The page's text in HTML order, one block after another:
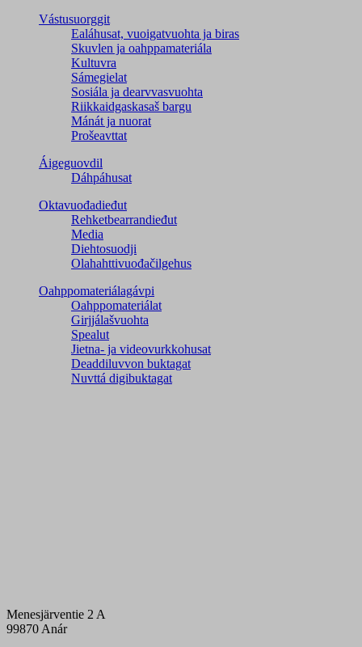
Vástusuorggit
Ealáhusat, vuoigatvuohta ja biras
Skuvlen ja oahppamateriála
Kultuvra
Sámegielat
Sosiála ja dearvvasvuohta
Riikkaidgaskasaš bargu
Mánát ja nuorat
Prošeavttat
Áigeguovdil
Dáhpáhusat
Oktavuođadieđut
Rehketbearrandieđut
Media
Diehtosuodji
Olahahttivuođačilgehus
Oahppomateriálagávpi
Oahppomateriálat
Girjjálašvuohta
Spealut
Jietna- ja videovurkkohusat
Deaddiluvvon buktagat
Nuvttá digibuktagat
Menesjärventie 2 A
99870 Anár